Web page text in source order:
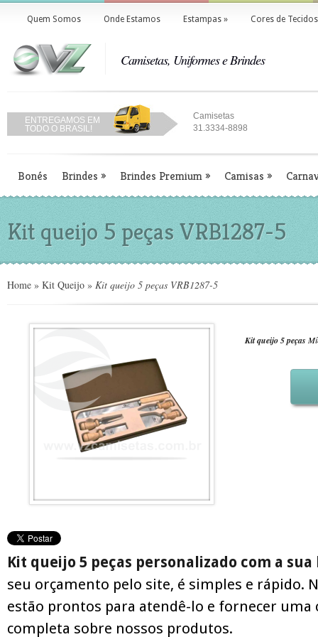
Quem Somos Onde Estamos Estampas» Cores de Tecidos
Camisetas, Uniformes e Brindes
ENTREGAMOS EM
TODO O BRASIL!
Camisetas
31.3334-8898
Bonés Brindes » Brindes Premium» Camisas »
Kit queijo 5 peças VRB1287-5
Home » Kit Queijo » Kit queijo 5 peças VRB1287-5
Kit queijo 5 peças
Kit queijo 5 peças personalizado com a
seu orçamento pelo site, é simples e rápido.
estão prontos para atendê-lo e fornecer
completa sobre nossos produtos.